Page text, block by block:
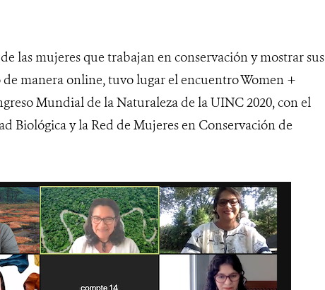
las mujeres que trabajan en conservación y mostrar sus
manera online, tuvo lugar el encuentro Women +
Mundial de la Naturaleza de la UINC 2020, con el
Biológica y la Red de Mujeres en Conservación de